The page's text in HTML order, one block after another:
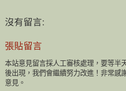
沒有留言:
張貼留言
本站意見留言採人工審核處理，要等半
後出現，我們會繼續努力改進！非常感
意見。